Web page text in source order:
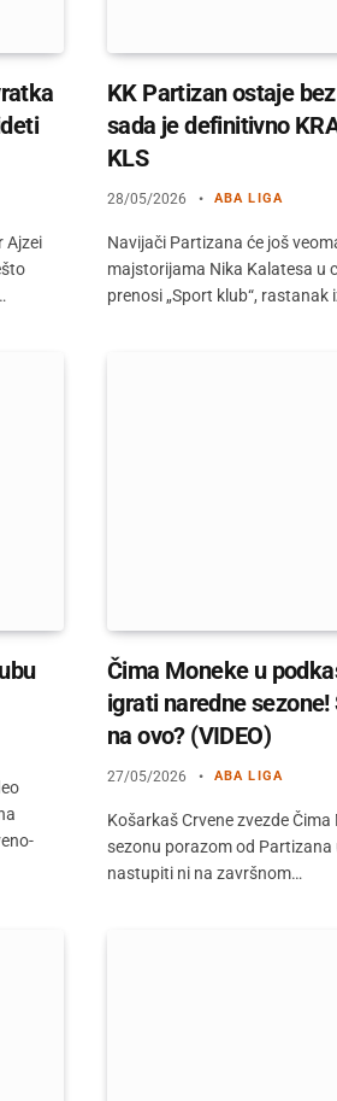
Ajzei
KK Partizan ostaje
sada je definitivno
KLS
28/05/2026 ABA LIGA
Navijači Partizana će još
majstorijama Nika Kalatesa u
prenosi „Sport klub“, rastanak
Čima Moneke u
igrati naredne
na ovo? (VIDEO)
27/05/2026 ABA LIGA
Košarkaš Crvene zvezde
sezonu porazom od Partizana
nastupiti ni na završnom…